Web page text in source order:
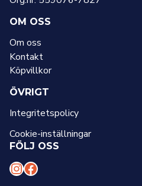
OM OSS
Om oss
Kontakt
Köpvillkor
ÖVRIGT
Integritetspolicy
Cookie-inställningar
FÖLJ OSS
I F